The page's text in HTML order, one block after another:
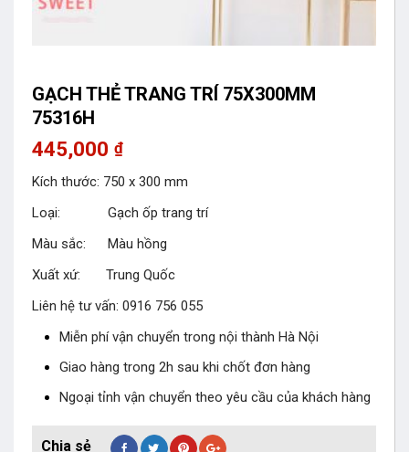
GẠCH THẺ TRANG TRÍ 75X300MM
75316H
445,000 ₫
Kích thước: 750 x 300 mm
Loại: Gạch ốp trang trí
Màu sắc: Màu hồng
Xuất xứ: Trung Quốc
Liên hệ tư vấn: 0916 756 055
Miễn phí vận chuyển trong nội thành Hà Nội
Giao hàng trong 2h sau khi chốt đơn hàng
Ngoại tỉnh vận chuyển theo yêu cầu của khách hàng